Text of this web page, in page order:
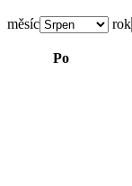
měsíc rok
Po